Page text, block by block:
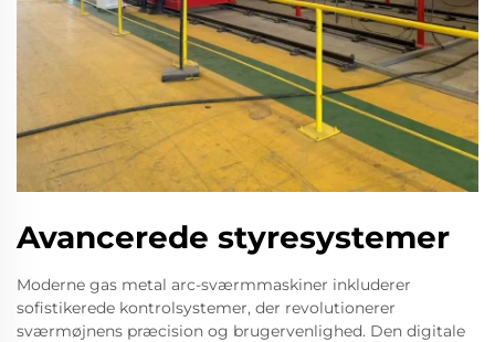
Avancerede styresystemer
Moderne gas metal arc-sværmmaskiner inkluderer
sofistikerede kontrolsystemer, der revolutionerer
sværmøjnens præcision og brugervenlighed. Den digitale